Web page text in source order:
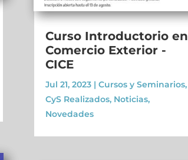
Curso Introductorio en
Comercio Exterior -
CICE
Jul 21, 2023 |Cursos y Seminarios,
CyS Realizados, Noticias,
Novedades